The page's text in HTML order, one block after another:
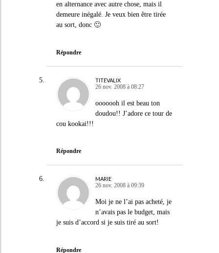
en alternance avec autre chose, mais il
demeure inégalé. Je veux bien être tirée
au sort, donc 🙂
Répondre
TITEVALIX
26 nov. 2008 à 08:27
ooooooh il est beau ton
doudou!! J’adore ce tour de
cou kookai!!!
Répondre
MARIE
26 nov. 2008 à 09:39
Moi je ne l’ai pas acheté, je
n’avais pas le budget, mais
je suis d’accord si je suis tiré au sort!
Répondre